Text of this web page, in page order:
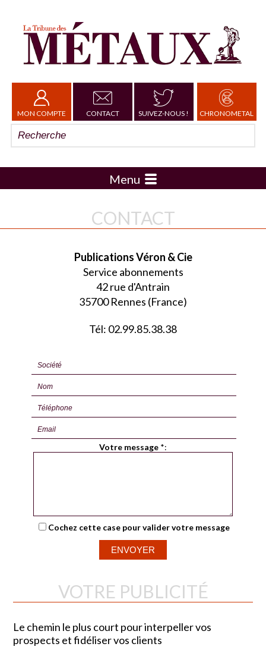
MON COMPTE CONTACT SUIVEZ-NOUS ! CHRONOMETAL
Menu
CONTACT
Publications Véron & Cie
Service abonnements
42 rue d'Antrain
35700 Rennes (France)
Tél: 02.99.85.38.38
Votre message *:
Cochez cette case pour valider votre message
VOTRE PUBLICITÉ
Le chemin le plus court pour interpeller vos
prospects et fidéliser vos clients